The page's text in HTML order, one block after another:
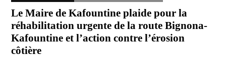
Le Maire de Kafountine plaide pour la
réhabilitation urgente de la route Bignona-
Kafountine et l’action contre l’érosion
côtière